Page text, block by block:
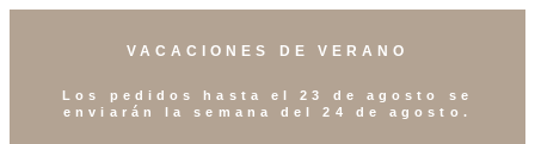
VACACIONES DE VERANO
Los pedidos hasta el 23 de agosto se
enviarán la semana del 24 de agosto.